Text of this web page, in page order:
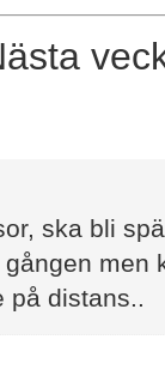
ska bli
men
på distans..